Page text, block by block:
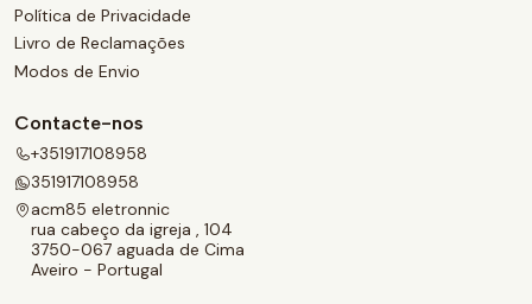
Política de Privacidade
Livro de Reclamações
Modos de Envio
Contacte-nos
+351917108958
351917108958
acm85 eletronnic
rua cabeço da igreja , 104
3750-067 aguada de Cima
Aveiro - Portugal